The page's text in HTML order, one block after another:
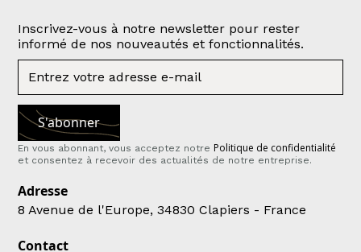
Inscrivez-vous à notre newsletter pour rester
informé de nos nouveautés et fonctionnalités.
En vous abonnant, vous acceptez notre Politique de confidentialité
et consentez à recevoir des actualités de notre entreprise.
Adresse
8 Avenue de l'Europe, 34830 Clapiers - France
Contact